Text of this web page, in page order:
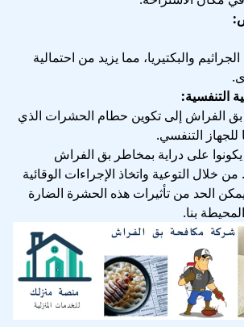
والبكتيريا، مما يزيد من احتمالية
التنفسية:
الفراش إلى تكوين حطام الحشرات الذي
التنفسي.
على دراية بمخاطر بق الفراش
خلال التوعية واتخاذ الإجراءات الوقائية
يمكن الحد من تأثيرات هذه الحشرة الضارة
بنا.